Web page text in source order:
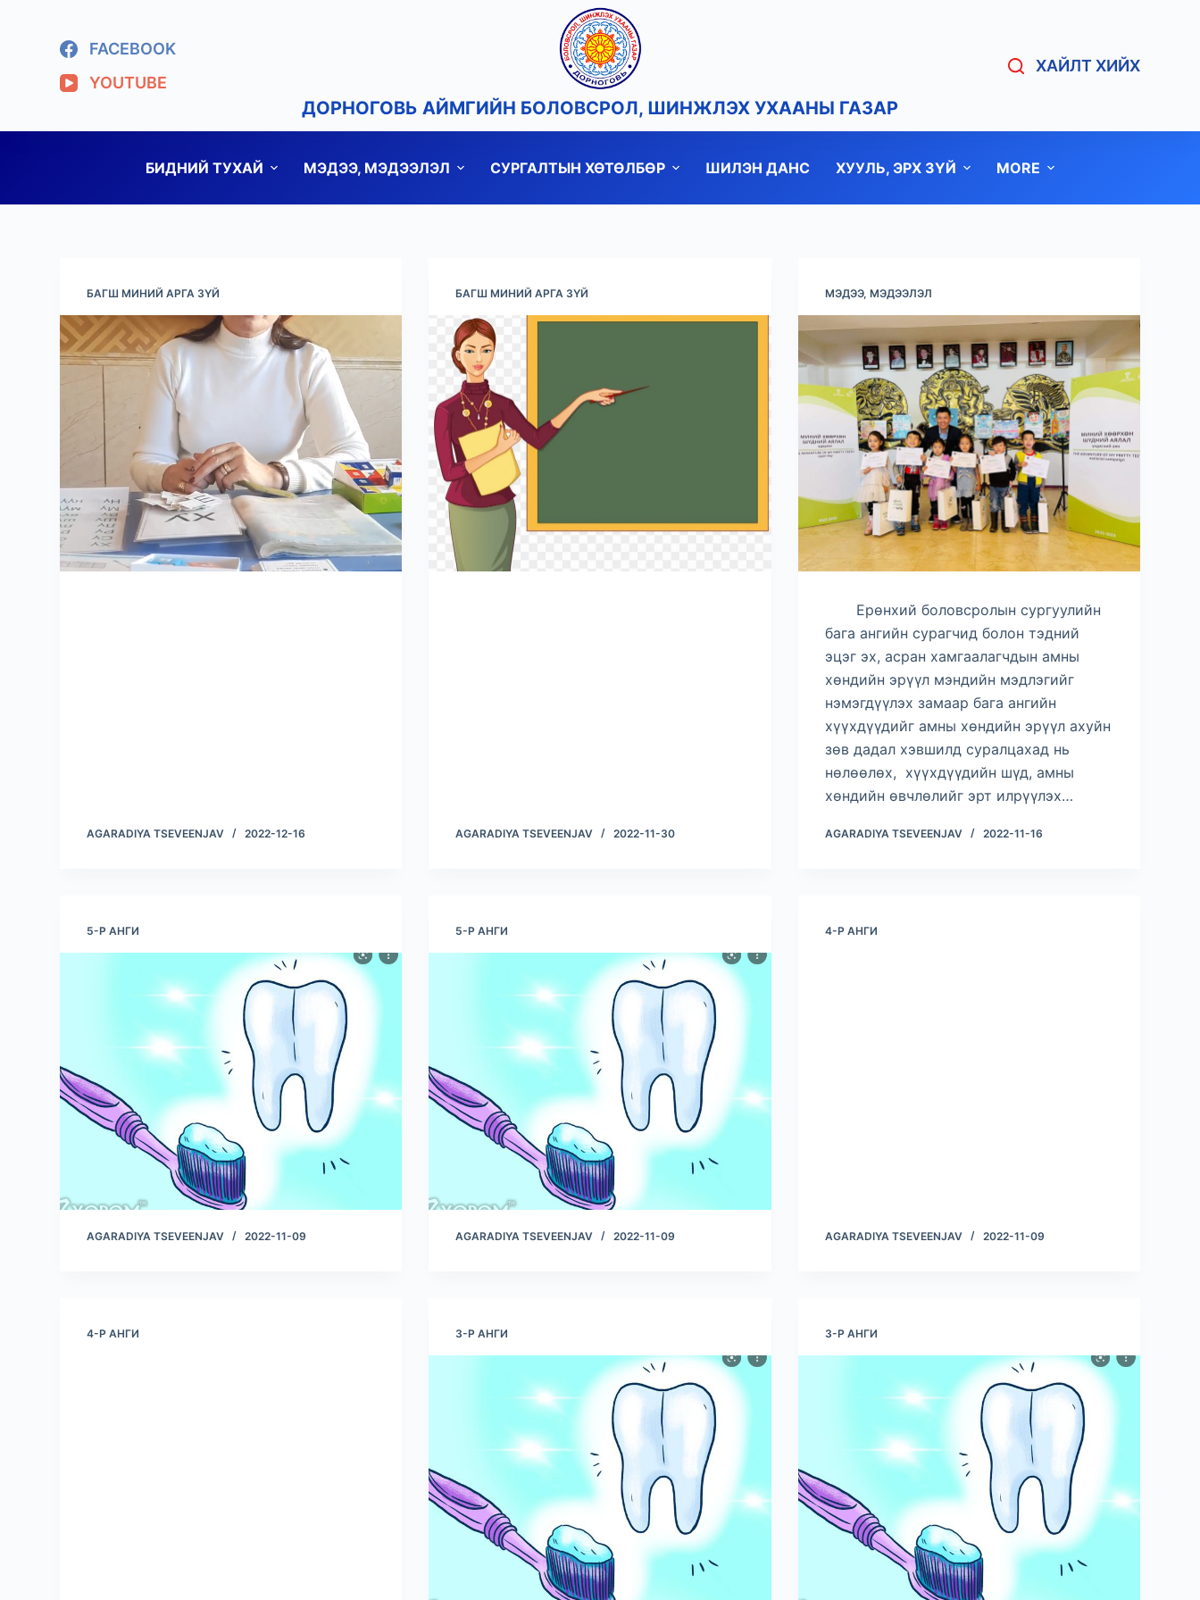
o
n
FACEBOOK
YOUTUBE
ДОРНОГОВЬ АЙМГИЙН БОЛОВСРОЛ, ШИНЖЛЭХ УХААНЫ ГАЗАР
ХАЙЛТ ХИЙХ
БИДНИЙ ТУХАЙ МЭДЭЭ, МЭДЭЭЛЭЛ СУРГАЛТЫН ХӨТӨЛБӨР ШИЛЭН ДАНС ХУУЛЬ, ЭРХ ЗҮЙ MORE
БАГШ МИНИЙ АРГА ЗҮЙ
AGARADIYA TSEVEENJAV 2022-12-16
БАГШ МИНИЙ АРГА ЗҮЙ
AGARADIYA TSEVEENJAV 2022-11-30
МЭДЭЭ, МЭДЭЭЛЭЛ
Ерөнхий боловсролын сургуулийн
бага ангийн сурагчид болон тэдний
эцэг эх, асран хамгаалагчдын амны
хөндийн эрүүл мэндийн мэдлэгийг
нэмэгдүүлэх замаар бага ангийн
хүүхдүүдийг амны хөндийн эрүүл ахуйн
зөв дадал хэвшилд суралцахад нь
нөлөөлөх, хүүхдүүдийн шүд, амны
хөндийн өвчлөлийг эрт илрүүлэх…
AGARADIYA TSEVEENJAV 2022-11-16
5-Р АНГИ
AGARADIYA TSEVEENJAV 2022-11-09
5-Р АНГИ
AGARADIYA TSEVEENJAV 2022-11-09
4-Р АНГИ
AGARADIYA TSEVEENJAV 2022-11-09
4-Р АНГИ 3-Р АНГИ 3-Р АНГИ